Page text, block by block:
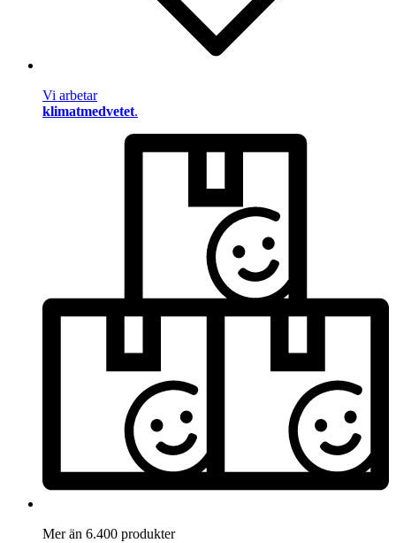
Vi arbetar
klimatmedvetet.
Mer än 6.400 produkter